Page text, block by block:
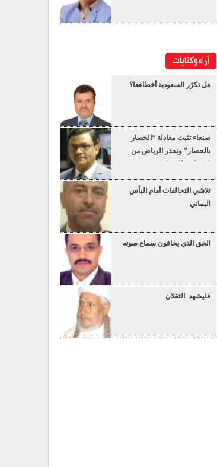
آراء وكتابات
هل تكرّر السعودية أخطاءها؟
صنعاء تثبت معادلة “الحصار
بالحصار” وتحذر الرياض من
“عسكرة البحر”
تلاشي التحالفات أمام البأس
اليماني
الحق الذي يخافون سماع صوته
فليشهد الثقلان